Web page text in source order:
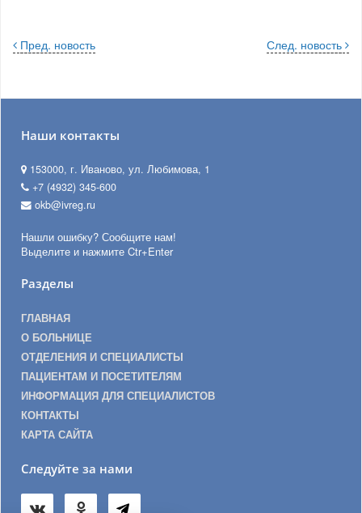
След. новость
Пред. новость
Наши контакты
153000, г. Иваново, ул. Любимова, 1
+7 (4932) 345-600
okb@ivreg.ru
Нашли ошибку? Сообщите нам!
Выделите и нажмите Ctr+Enter
Разделы
ГЛАВНАЯ
О БОЛЬНИЦЕ
ОТДЕЛЕНИЯ И СПЕЦИАЛИСТЫ
ПАЦИЕНТАМ И ПОСЕТИТЕЛЯМ
ИНФОРМАЦИЯ ДЛЯ СПЕЦИАЛИСТОВ
КОНТАКТЫ
КАРТА САЙТА
Следуйте за нами